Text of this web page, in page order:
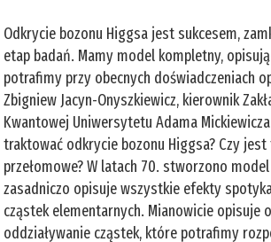
Odkrycie bozonu Higgsa jest sukcesem,
etap badań. Mamy model kompletny,
potrafimy przy obecnych doświadczeniach
Zbigniew Jacyn-Onyszkiewicz, kierownik
Kwantowej Uniwersytetu Adama Mickiewicza
traktować odkrycie bozonu Higgsa? Czy
przełomowe? W latach 70. stworzono
zasadniczo opisuje wszystkie efekty
cząstek elementarnych. Mianowicie opisuje
oddziaływanie cząstek, które potrafimy